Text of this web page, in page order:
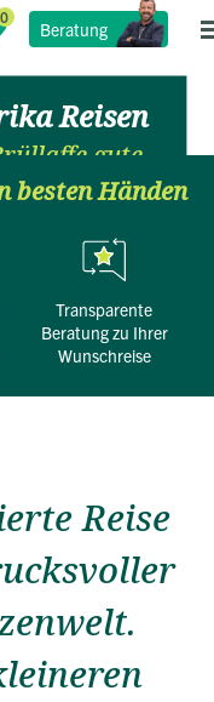
Beratung
Reisen
gute
besten Händen
transparente
Beratung zu Ihrer
Wunschreise
Reise